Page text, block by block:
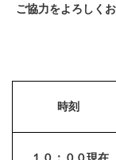
ご協力をよろしく
時刻